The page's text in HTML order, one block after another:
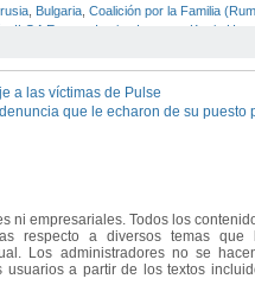
Bulgaria Coalición por la Familia
ILGA Europa Iustina Ionescu Katrin
,Ucrania,Unión Europea,Valer
a las víctimas de Pulse
que le echaron de su puesto
ni empresariales. Todos los
respecto a diversos temas
Los administradores no se
usuarios a partir de los textos